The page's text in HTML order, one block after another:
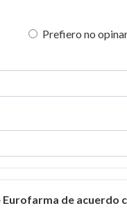
Prefiero no
de acuerdo